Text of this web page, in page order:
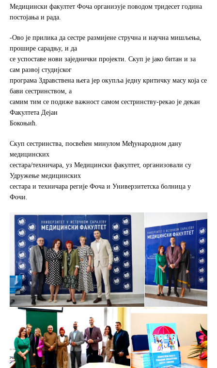
Медицински факултет Фоча организује поводом тридесет година
постојања и рада.
-Ово је прилика да сестре размијене стручна и научна мишљења,
прошире сарадњу, и да
се успоставе нови заједнички пројекти. Скуп је јако битан и за
сам развој студијског
програма Здравствена њега јер окупља једну критичку масу која се
бави сестринством, а
самим тим се подиже важност самом сестринству-рекао је декан
Факултета Дејан
Бокоњић.
Скуп сестринства, посвећен минулом Међународном дану
медицинских
сестара/техничара, уз Медицински факултет, организовали су
Удружење медицинских
сестара и техничара регије Фоча и Универзитетска болница у
Фочи.